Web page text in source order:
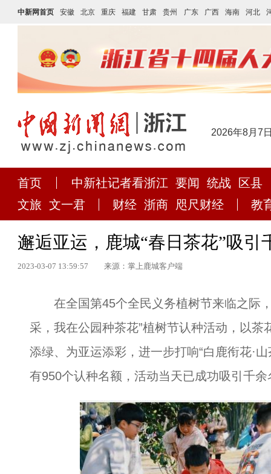
中新网首页 安徽 北京 重庆 福建 甘肃 贵州 广东 广西 海南 河北
2026年8月7
首页 中新社记者看浙江 要闻 统战
区县
文旅 文一君 财经 浙商 咫尺财经 教
邂逅亚运，鹿城“春日茶花”吸引
2023-03-07 13:59:57 来源：掌上鹿城客户端
在全国第45个全民义务植树节来临之际，
采，我在公园种茶花”植树节认种活动，以
添绿、为亚运添彩，进一步打响“白鹿衔花·
有950个认种名额，活动当天已成功吸引千